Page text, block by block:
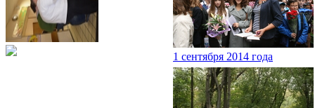
1 сентября 2014 года